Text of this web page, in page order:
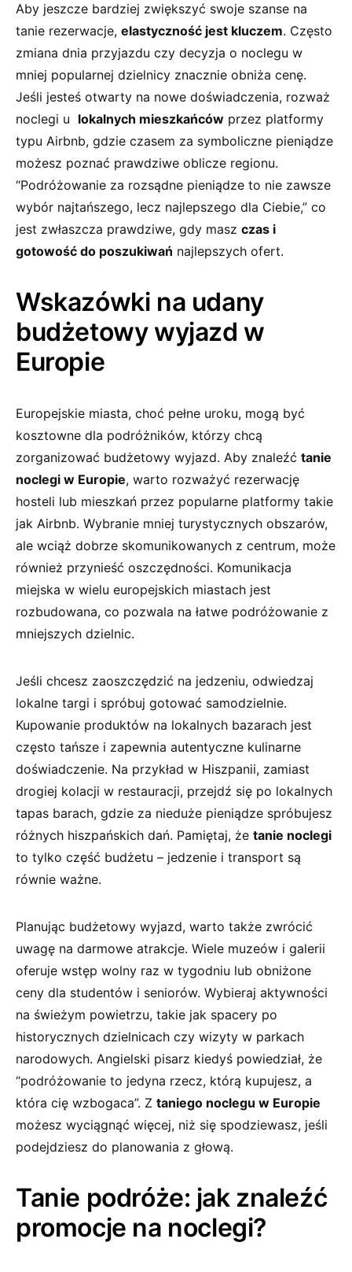
Aby ‍jeszcze bardziej zwiększyć ‍swoje szanse ‍na
tanie ‌rezerwacje,‍ elastyczność ⁣jest kluczem. Często⁤
zmiana dnia przyjazdu czy decyzja o noclegu​ w
mniej​ popularnej‌ dzielnicy⁢ znacznie obniża cenę.
‍Jeśli jesteś otwarty na⁣ nowe doświadczenia, rozważ
noclegi‌ u ​ lokalnych mieszkańców przez platformy
typu Airbnb,​ gdzie⁣ czasem za⁣ symboliczne pieniądze
możesz poznać prawdziwe oblicze regionu.
“Podróżowanie za rozsądne pieniądze to nie zawsze
wybór najtańszego, lecz najlepszego dla Ciebie,” co
jest zwłaszcza prawdziwe, gdy ‌masz czas i
gotowość do poszukiwań ⁣najlepszych ofert.
Wskazówki na udany
budżetowy wyjazd w
Europie
Europejskie miasta, choć ‌pełne uroku, ⁣mogą być‍
kosztowne dla podróżników,​ którzy chcą
‌zorganizować⁣ budżetowy⁢ wyjazd.⁣ Aby znaleźć tanie
noclegi w Europie, warto‍ rozważyć rezerwację‍
hosteli ‌lub mieszkań przez ‌popularne platformy ​takie
jak Airbnb. Wybranie mniej turystycznych obszarów,
ale wciąż ​dobrze skomunikowanych z‌ centrum, może
również przynieść ​oszczędności. Komunikacja‌
miejska ‌w wielu ‍europejskich miastach jest
rozbudowana,⁤ co⁣ pozwala na łatwe podróżowanie z
⁣mniejszych dzielnic.
Jeśli chcesz zaoszczędzić ‍na jedzeniu, odwiedzaj
lokalne⁤ targi⁢ i spróbuj gotować ⁢samodzielnie.
Kupowanie produktów na lokalnych bazarach jest
często ⁤tańsze i zapewnia autentyczne⁤ kulinarne
doświadczenie. Na przykład⁣ w Hiszpanii, zamiast
drogiej kolacji w restauracji, przejdź się⁤ po lokalnych
tapas barach,⁤ gdzie za nieduże⁢ pieniądze spróbujesz
różnych hiszpańskich dań. Pamiętaj, ‍że‍ tanie‌ noclegi
to tylko część‌ budżetu – jedzenie i transport są
równie ⁣ważne.
Planując ‍budżetowy wyjazd, warto także zwrócić
uwagę na​ darmowe⁢ atrakcje. Wiele muzeów i⁤ galerii⁤
oferuje wstęp wolny raz w tygodniu lub⁤ obniżone
ceny dla studentów i seniorów.⁣ Wybieraj aktywności
na świeżym powietrzu,⁣ takie jak spacery po
⁣historycznych ⁤dzielnicach⁣ czy ‍wizyty w parkach
narodowych. Angielski ⁤pisarz ⁢kiedyś powiedział, że
“podróżowanie to jedyna rzecz,⁤ którą kupujesz, a
która cię wzbogaca”. Z​ taniego ⁢noclegu‍ w Europie
możesz wyciągnąć ⁤więcej, niż się⁢ spodziewasz, jeśli‌
podejdziesz do planowania z głową.
Tanie​ podróże:⁣ jak znaleźć
promocje na noclegi?